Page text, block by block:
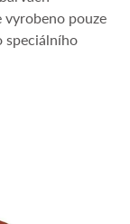
vyrobeno pouze
speciálního